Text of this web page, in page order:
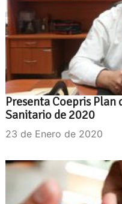
Presenta Coepris Plan
Sanitario de 2020
23 de Enero de 2020